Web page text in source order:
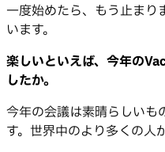
一度始めたら、もう止まり
います。
楽しいといえば、今年の
したか。
今年の会議は素晴らしいも
す。世界中のより多くの人